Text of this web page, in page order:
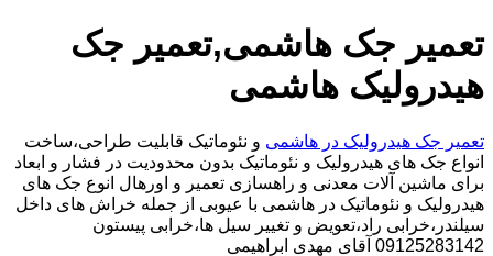
تعمیر جک هاشمی,تعمیر جک
هیدرولیک هاشمی
تعمیر جک هیدرولیک در هاشمی و نئوماتیک قابلیت طراحی،ساخت
انواع جک های هیدرولیک و نئوماتیک بدون محدودیت در فشار و ابعاد
برای ماشین آلات معدنی و راهسازی تعمیر و اورهال انوع جک های
هیدرولیک و نئوماتیک در هاشمی با عیوبی از جمله خراش های داخل
سیلندر،خرابی راد،تعویض و تغییر سیل ها،خرابی پیستون
09125283142 آقای مهدی ابراهیمی